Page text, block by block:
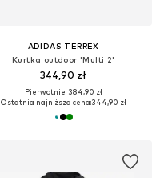
ADIDAS TERREX
Kurtka outdoor 'Multi 2'
344,90 zł
Pierwotnie: 384,90 zł
Ostatnia najniższa cena:344,90 zł